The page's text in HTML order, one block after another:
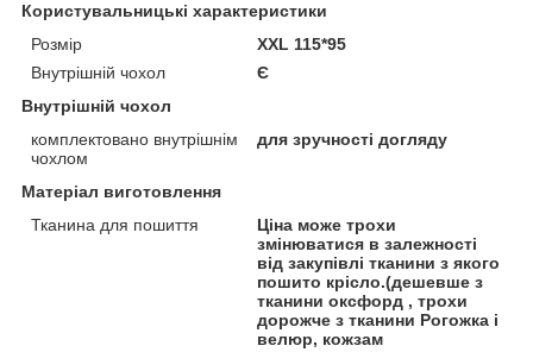
Користувальницькі характеристики
Розмір
XXL 115*95
Внутрішній чохол
Є
Внутрішній чохол
комплектовано внутрішнім
чохлом
для зручності догляду
Матеріал виготовлення
Тканина для пошиття
Ціна може трохи
змінюватися в залежності
від закупівлі тканини з якого
пошито крісло.(дешевше з
тканини оксфорд , трохи
дорожче з тканини Рогожка і
велюр, кожзам